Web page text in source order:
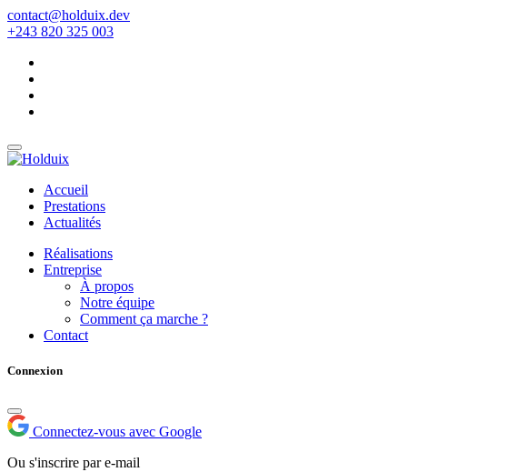
contact@holduix.dev
+243 820 325 003
Accueil
Prestations
Actualités
Réalisations
Entreprise
À propos
Notre équipe
Comment ça marche ?
Contact
Connexion
Connectez-vous avec Google
Ou s'inscrire par e-mail